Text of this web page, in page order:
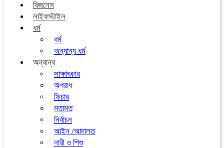
বিজনেস
লাইফস্টাইল
ধর্ম
ধর্ম
অন্যান্য ধর্ম
অন্যান্য
সাক্ষাৎকার
অপরাধ
ফিচার
মতামত
নির্বাচন
আইন /আদালত
নারী ও শিশু